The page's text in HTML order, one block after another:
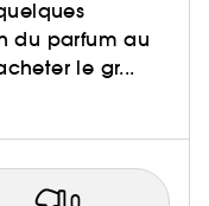
du parfum au
le gr...